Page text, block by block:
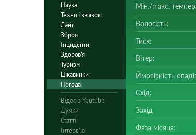
Наука
Техно і зв'язок
Лайт
Зброя
Інциденти
Здоров'я
Туризм
Цікавинки
Погода
Відео з Youtube
Думки
Статті
Інтерв`ю
Мін./mакс.
Вологість:
Тиск:
Вітер:
Ймовірність
Схід:
Захід
Фаза місяця: